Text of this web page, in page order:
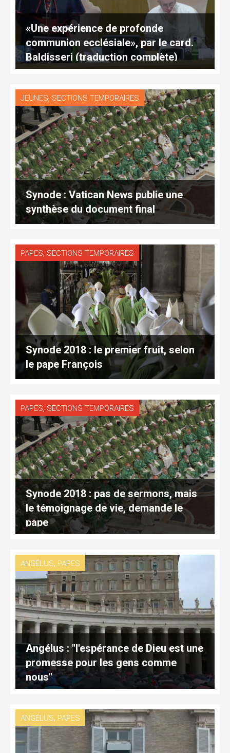
«Une expérience de profonde
communion ecclésiale», par le card.
Baldisseri (traduction complète)
JEUNES, SECTIONS TEMPORAIRES
Synode : Vatican News publie une
synthèse du document final
PAPES, SECTIONS TEMPORAIRES
Synode 2018 : le premier fruit, selon
le pape François
PAPES, SECTIONS TEMPORAIRES
Synode 2018 : pas de sermons, mais
le témoignage de vie, demande le
pape
ANGÉLUS, PAPES
Angélus : "l'espérance de Dieu est une
promesse pour les gens comme
nous"
ANGÉLUS, PAPES